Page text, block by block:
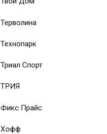
Терволина
Технопарк
Триал Спорт
ТРИЯ
Фикс Прайс
Хофф